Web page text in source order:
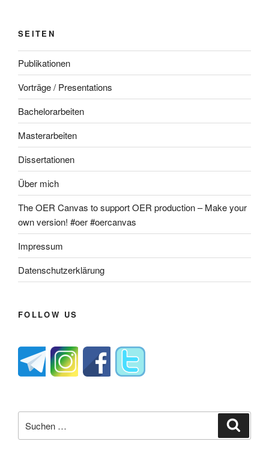
SEITEN
Publikationen
Vorträge / Presentations
Bachelorarbeiten
Masterarbeiten
Dissertationen
Über mich
The OER Canvas to support OER production – Make your
own version! #oer #oercanvas
Impressum
Datenschutzerklärung
FOLLOW US
nach: